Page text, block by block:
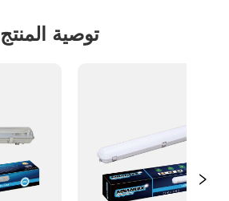
توصية المنتج